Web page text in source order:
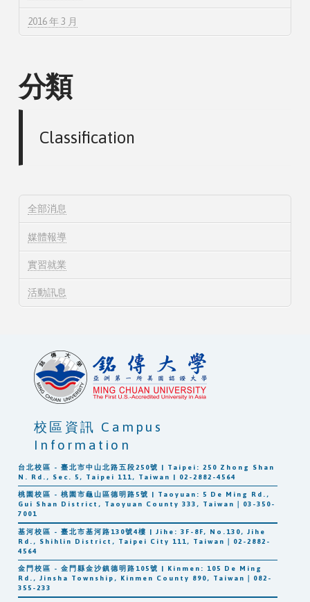
2016 年 3 月
分類
Classification
全部消息
媒體報導
實習就業
活動訊息
台北校區 - 臺北市中山北路五段250號 | Taipei: 250 Zhong Shan
N. Rd., Sec. 5, Taipei 111, Taiwan | 02-2882-4564
桃園校區 - 桃園市龜山區德明路5號 | Taoyuan: 5 De Ming Rd.,
Gui Shan District, Taoyuan County 333, Taiwan｜03-350-
7001
基河校區 - 臺北市基河路130號4樓 | Jihe: 3F-8F, No.130, Jihe
Rd., Shihlin District, Taipei City 111, Taiwan｜02-2882-
4564
金門校區 - 金門縣金沙鎮德明路105號 | Kinmen: 105 De Ming
Rd., Jinsha Township, Kinmen County 890, Taiwan｜082-
355-233
校區資訊 Campus
Information